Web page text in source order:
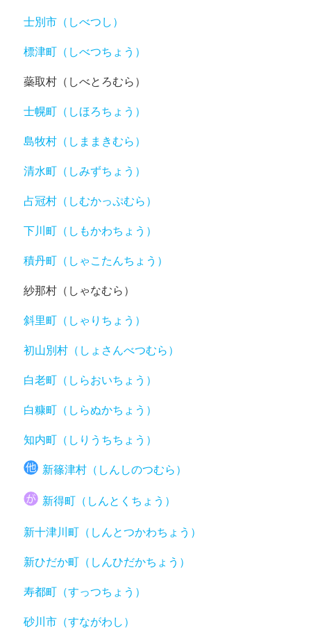
士別市（しべつし）
標津町（しべつちょう）
蘂取村（しべとろむら）
士幌町（しほろちょう）
島牧村（しままきむら）
清水町（しみずちょう）
占冠村（しむかっぷむら）
下川町（しもかわちょう）
積丹町（しゃこたんちょう）
紗那村（しゃなむら）
斜里町（しゃりちょう）
初山別村（しょさんべつむら）
白老町（しらおいちょう）
白糠町（しらぬかちょう）
知内町（しりうちちょう）
新篠津村（しんしのつむら）
新得町（しんとくちょう）
新十津川町（しんとつかわちょう）
新ひだか町（しんひだかちょう）
寿都町（すっつちょう）
砂川市（すながわし）